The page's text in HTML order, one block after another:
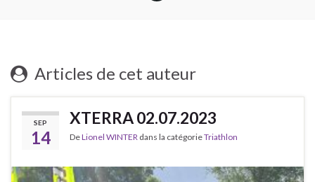
Articles de cet auteur
SEP
14
XTERRA 02.07.2023
DeLionel WINTER dans la catégorieTriathlon